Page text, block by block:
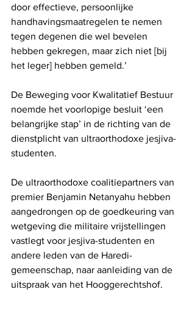
door effectieve, persoonlijke
handhavingsmaatregelen te nemen
tegen degenen die wel bevelen
hebben gekregen, maar zich niet [bij
het leger] hebben gemeld.’
De Beweging voor Kwalitatief Bestuur
noemde het voorlopige besluit ‘een
belangrijke stap’ in de richting van de
dienstplicht van ultraorthodoxe jesjiva-
studenten.
De ultraorthodoxe coalitiepartners van
premier Benjamin Netanyahu hebben
aangedrongen op de goedkeuring van
wetgeving die militaire vrijstellingen
vastlegt voor jesjiva-studenten en
andere leden van de Haredi-
gemeenschap, naar aanleiding van de
uitspraak van het Hooggerechtshof.